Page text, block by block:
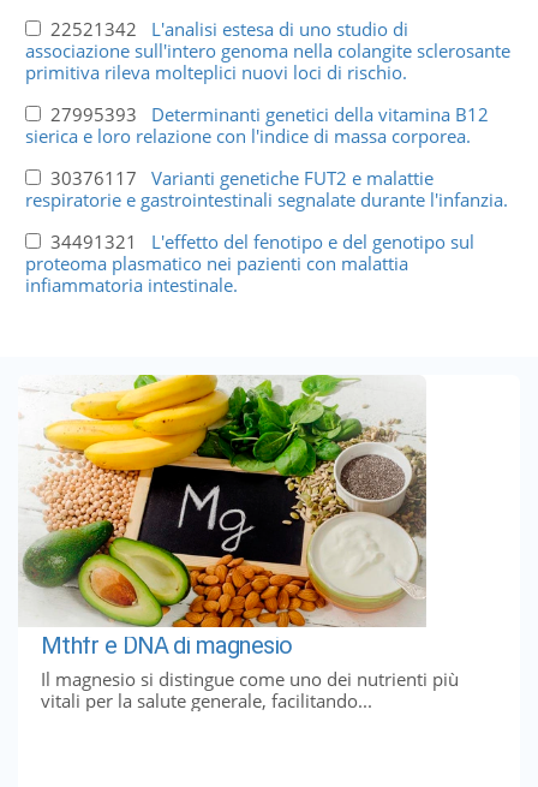
22521342 L'analisi estesa di uno studio di
associazione sull'intero genoma nella colangite sclerosante
primitiva rileva molteplici nuovi loci di rischio.
27995393 Determinanti genetici della vitamina B12
sierica e loro relazione con l'indice di massa corporea.
30376117 Varianti genetiche FUT2 e malattie
respiratorie e gastrointestinali segnalate durante l'infanzia.
34491321 L'effetto del fenotipo e del genotipo sul
proteoma plasmatico nei pazienti con malattia
infiammatoria intestinale.
Mthfr e DNA di magnesio
Il magnesio si distingue come uno dei nutrienti più
vitali per la salute generale, facilitando...